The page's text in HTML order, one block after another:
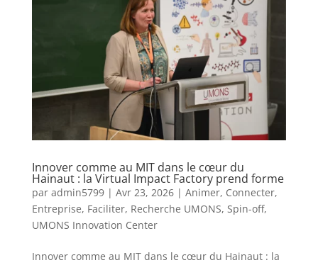
Innover comme au MIT dans le cœur du
Hainaut : la Virtual Impact Factory prend forme
par admin5799| Avr 23, 2026| Animer, Connecter,
Entreprise, Faciliter, Recherche UMONS, Spin-off,
UMONS Innovation Center
Innover comme au MIT dans le cœur du Hainaut : la